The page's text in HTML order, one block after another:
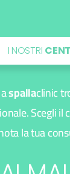
I NOSTRI
spallaclinic
Scegli
la tua